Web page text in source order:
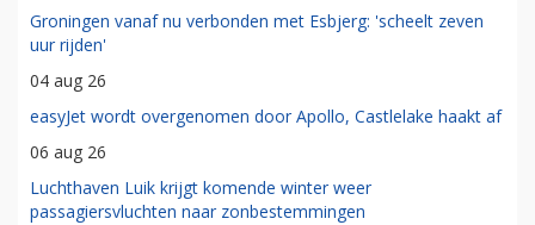
Groningen vanaf nu verbonden met Esbjerg: 'scheelt zeven
uur rijden'
04 aug 26
easyJet wordt overgenomen door Apollo, Castlelake haakt af
06 aug 26
Luchthaven Luik krijgt komende winter weer
passagiersvluchten naar zonbestemmingen